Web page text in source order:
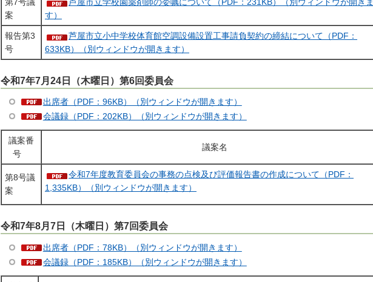
案
す）
報告第3
号
芦屋市立小中学校体育館空調設備設置工事請負契約の締結について（PDF：
633KB）（別ウィンドウが開きます）
令和7年7月24日（木曜日）第6回委員会
出席者（PDF：96KB）（別ウィンドウが開きます）
会議録（PDF：202KB）（別ウィンドウが開きます）
議案番
号
議案名
第8号議
案
令和7年度教育委員会の事務の点検及び評価報告書の作成について（PDF：
1,335KB）（別ウィンドウが開きます）
令和7年8月7日（木曜日）第7回委員会
出席者（PDF：78KB）（別ウィンドウが開きます）
会議録（PDF：185KB）（別ウィンドウが開きます）